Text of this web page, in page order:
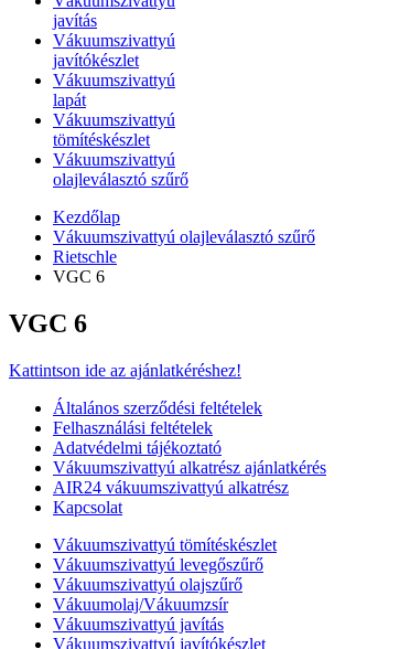
javítás
Vákuumszivattyú
javítókészlet
Vákuumszivattyú
lapát
Vákuumszivattyú
tömítéskészlet
Vákuumszivattyú
olajleválasztó szűrő
Kezdőlap
Vákuumszivattyú olajleválasztó szűrő
Rietschle
VGC 6
VGC 6
Kattintson ide az ajánlatkéréshez!
Általános szerződési feltételek
Felhasználási feltételek
Adatvédelmi tájékoztató
Vákuumszivattyú alkatrész ajánlatkérés
AIR24 vákuumszivattyú alkatrész
Kapcsolat
Vákuumszivattyú tömítéskészlet
Vákuumszivattyú levegőszűrő
Vákuumszivattyú olajszűrő
Vákuumolaj/Vákuumzsír
Vákuumszivattyú javítás
Vákuumszivattyú javítókészlet